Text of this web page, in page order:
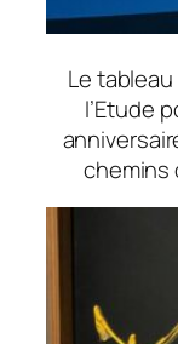
Le
l’Etude
chemins